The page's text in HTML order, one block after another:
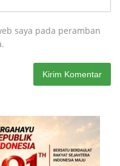
saya pada peramban